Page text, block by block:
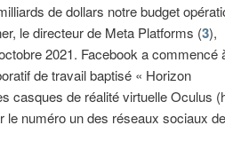
de dollars notre budget
le directeur de Meta Platforms (3),
2021. Facebook a commencé
de travail baptisé « Horizon
casques de réalité virtuelle Oculus
le numéro un des réseaux sociaux